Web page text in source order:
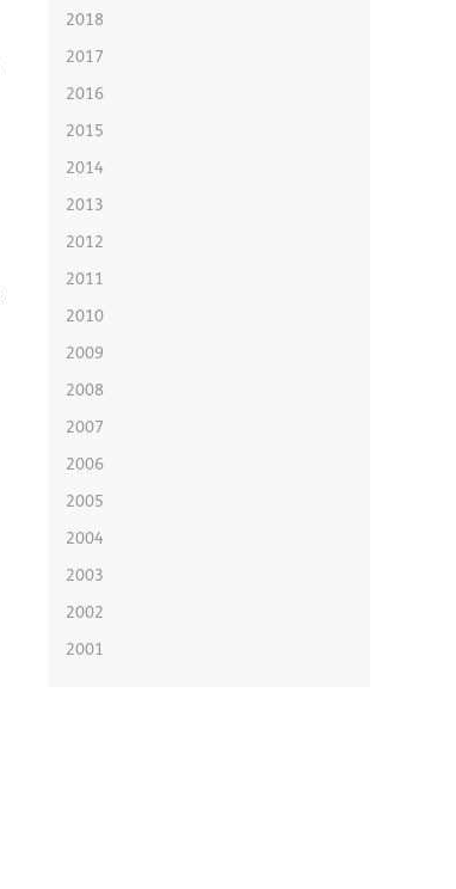
2018
2017
2016
2015
2014
2013
2012
2011
2010
2009
2008
2007
2006
2005
2004
2003
2002
2001